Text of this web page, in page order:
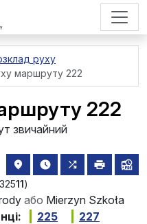
руху
маршруту 222
222
звичайний
11)
розташування зупинки на
найближчі
всі
або Mierzyn Szkoła
225
227